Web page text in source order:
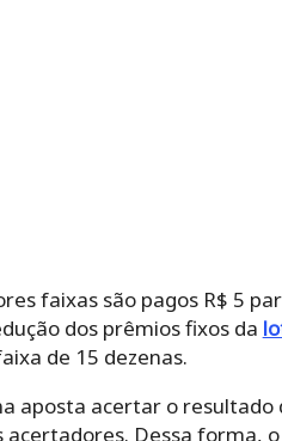
faixas são pagos R$ 5
dos prêmios fixos da
de 15 dezenas.
aposta acertar o
acertadores. Dessa forma,